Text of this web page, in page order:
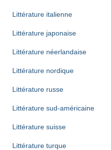
Littérature italienne
Littérature japonaise
Littérature néerlandaise
Littérature nordique
Littérature russe
Littérature sud-américaine
Littérature suisse
Littérature turque